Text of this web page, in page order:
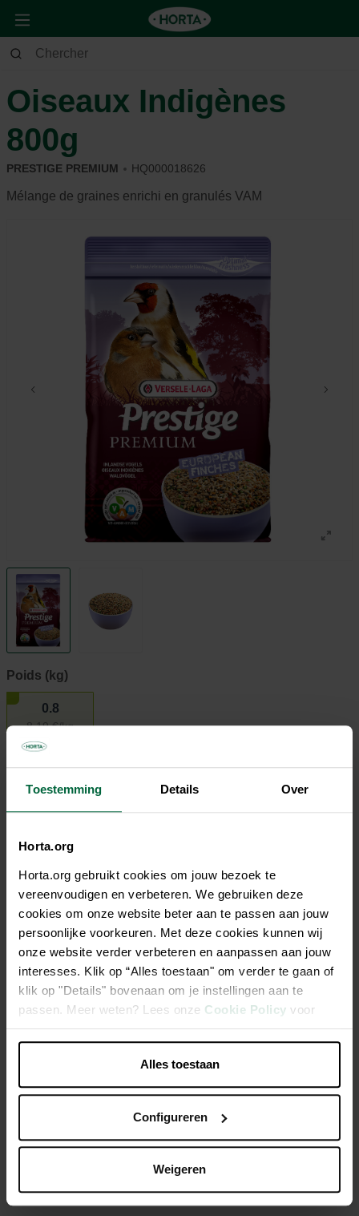
Toestemming Details Over
Horta.org
Horta.org gebruikt cookies om jouw bezoek te
vereenvoudigen en verbeteren. We gebruiken deze
cookies om onze website beter aan te passen aan jouw
persoonlijke voorkeuren. Met deze cookies kunnen wij
onze website verder verbeteren en aanpassen aan jouw
interesses. Klik op “Alles toestaan" om verder te gaan of
klik op "Details" bovenaan om je instellingen aan te
passen. Meer weten? Lees onze Cookie Policy voor
meer informatie.
Alles toestaan
Configureren
Weigeren
Animaux Oiseau d'ornement
Oiseaux Indigènes
800g
PRESTIGE PREMIUM HQ000018626
Mélange de graines enrichi en granulés VAM
Poids (kg)
0.8
8,19 €/kg
6,55 €
Description
Mélange de graines enrichi en granulés VAM
Mélange de graines enrichi de vitamines, acides aminés
Un bon fonctionnement des intestins et une digestion
fonctionnement du gésier